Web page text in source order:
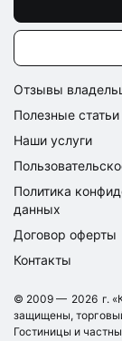
Отзывы
Полезные статьи
Наши услуги
Политика конфиденциальности и обработки персональных
данных
Договор оферты
Контакты
© 2009 — 2026 г.
защищены,
Гостиницы и